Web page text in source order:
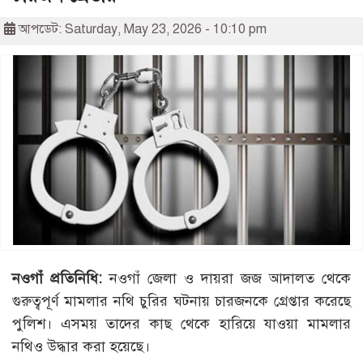
আপডেট: Saturday, May 23, 2026 - 10:10 pm
নওগাঁ প্রতিনিধি: নওগাঁ জেলা ও দায়রা জজ আদালত থেকে
গুরুত্বপূর্ণ মামলার নথি চুরির ঘটনায় চারজনকে গ্রেপ্তার করেছে
পুলিশ। এসময় তাদের কাছ থেকে হারিয়ে যাওয়া মামলার
নথিও উদ্ধার করা হয়েছে।